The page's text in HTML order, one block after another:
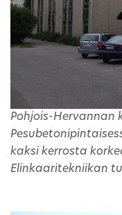
Pohjois-Hervannan
kaksi kerrosta
Elinkaaritekniikan